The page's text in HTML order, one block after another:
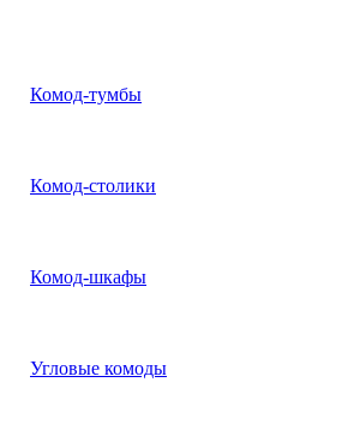
Комод-тумбы
Комод-столики
Комод-шкафы
Угловые комоды